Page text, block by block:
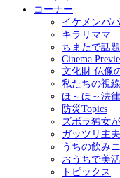
コーナー
イケメンパパ
キラリママ
ちまたで話
Cinema
文化財 仏像
私たちの視
ほ～ほ～法律
防災Topics
ズボラ独女
ガッツリ主
うちの飲み
おうちで美
トピックス